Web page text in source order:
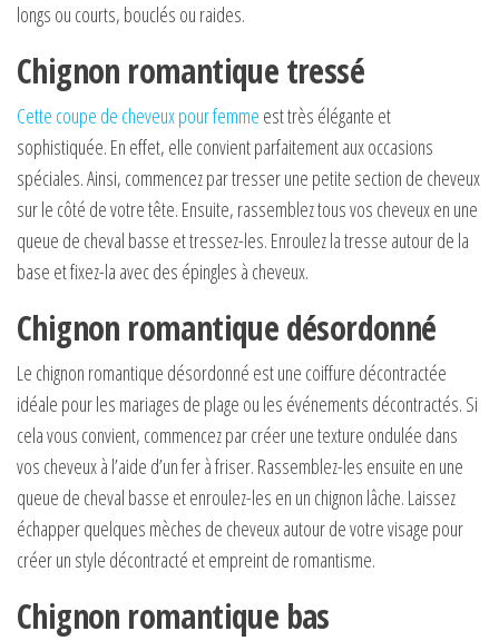
longs ou courts, bouclés ou raides.
Chignon romantique tressé
Cette coupe de cheveux pour femme est très élégante et
sophistiquée. En effet, elle convient parfaitement aux occasions
spéciales. Ainsi, commencez par tresser une petite section de cheveux
sur le côté de votre tête. Ensuite, rassemblez tous vos cheveux en une
queue de cheval basse et tressez-les. Enroulez la tresse autour de la
base et fixez-la avec des épingles à cheveux.
Chignon romantique désordonné
Le chignon romantique désordonné est une coiffure décontractée
idéale pour les mariages de plage ou les événements décontractés. Si
cela vous convient, commencez par créer une texture ondulée dans
vos cheveux à l’aide d’un fer à friser. Rassemblez-les ensuite en une
queue de cheval basse et enroulez-les en un chignon lâche. Laissez
échapper quelques mèches de cheveux autour de votre visage pour
créer un style décontracté et empreint de romantisme.
Chignon romantique bas